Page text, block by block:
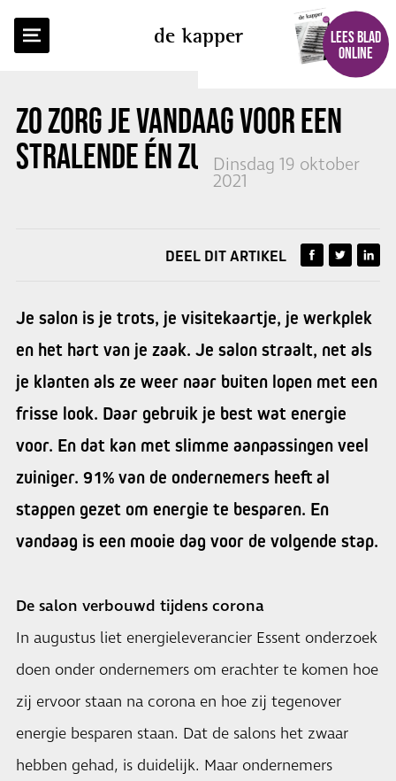
de kapper
LEES BLAD
ONLINE
ZO ZORG JE VANDAAG VOOR EEN
STRALENDE ÉN ZUINIGE SALON
Dinsdag 19 oktober
2021
TERUG NAAR OVERZICHT
DEEL DIT ARTIKEL
Je salon is je trots, je visitekaartje, je werkplek
en het hart van je zaak. Je salon straalt, net als
je klanten als ze weer naar buiten lopen met een
frisse look. Daar gebruik je best wat energie
voor. En dat kan met slimme aanpassingen veel
zuiniger. 91% van de ondernemers heeft al
stappen gezet om energie te besparen. En
vandaag is een mooie dag voor de volgende stap.
De salon verbouwd tijdens corona
In augustus liet energieleverancier Essent onderzoek
doen onder ondernemers om erachter te komen hoe
zij ervoor staan na corona en hoe zij tegenover
energie besparen staan. Dat de salons het zwaar
hebben gehad, is duidelijk. Maar ondernemers